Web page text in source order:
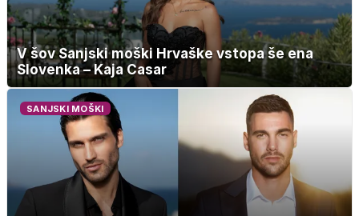
V šov Sanjski moški Hrvaške vstopa še ena
Slovenka – Kaja Casar
SANJSKI MOŠKI